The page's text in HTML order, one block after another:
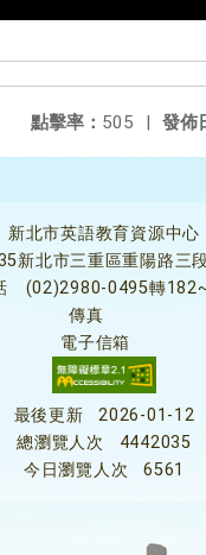
發佈
點擊率： 505 |
新北市英語教育資源中心
新北市三重區重陽路三
(02)2980-0495轉
傳真
電子信箱
最後更新
2026-01-12
總瀏覽人次
4442035
今日瀏覽人次
6561